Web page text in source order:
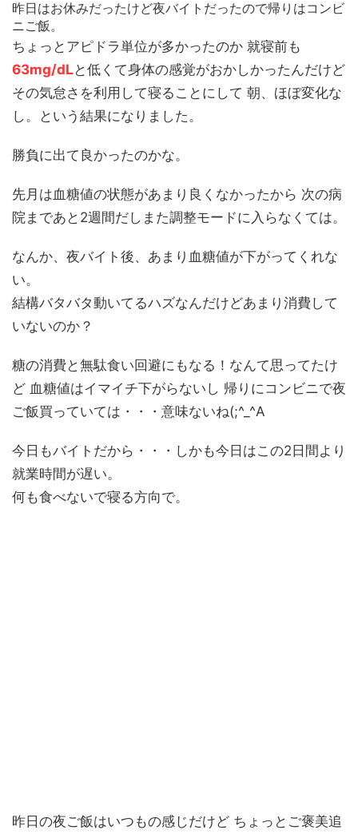
昨日はお休みだったけど夜バイトだったので帰りはコンビ
ニご飯。
ちょっとアピドラ単位が多かったのか 就寝前も
63mg/dL と低くて身体の感覚がおかしかったんだけど
その気怠さを利用して寝ることにして 朝、ほぼ変化な
し。という結果になりました。
勝負に出て良かったのかな。
先月は血糖値の状態があまり良くなかったから 次の病
院まであと2週間だしまた調整モードに入らなくては。
なんか、夜バイト後、あまり血糖値が下がってくれな
い。
結構バタバタ動いてるハズなんだけどあまり消費して
いないのか？
糖の消費と無駄食い回避にもなる！なんて思ってたけ
ど 血糖値はイマイチ下がらないし 帰りにコンビニで夜
ご飯買っていては・・・意味ないね(;^_^A
今日もバイトだから・・・しかも今日はこの2日間より
就業時間が遅い。
何も食べないで寝る方向で。
昨日の夜ご飯はいつもの感じだけど ちょっとご褒美追